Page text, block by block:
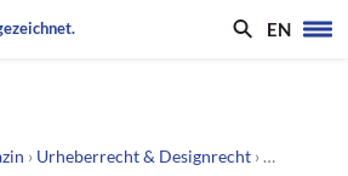
EN
› Urheberrecht & Designrecht ›LHR